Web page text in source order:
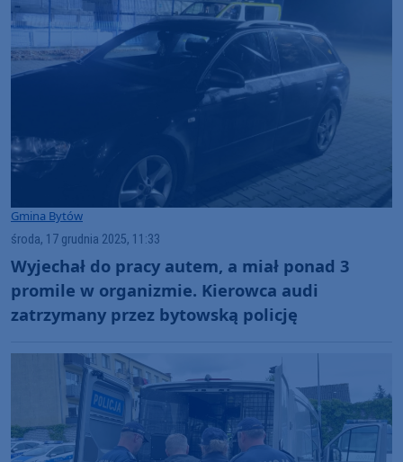
Gmina Bytów
środa, 17 grudnia 2025, 11:33
Wyjechał do pracy autem, a miał ponad 3
promile w organizmie. Kierowca audi
zatrzymany przez bytowską policję